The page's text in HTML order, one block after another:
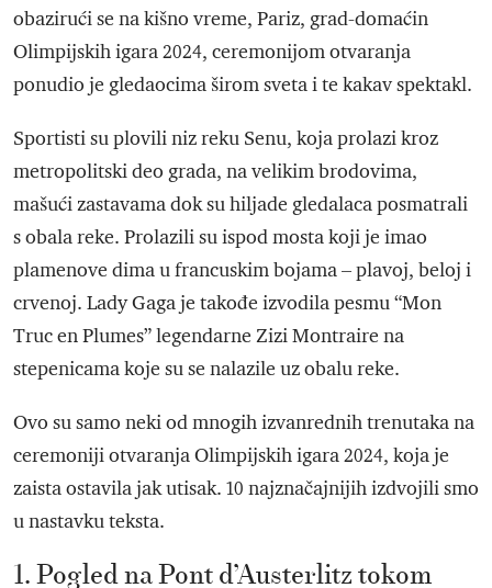
obazirući se na kišno vreme, Pariz, grad-domaćin
Olimpijskih igara 2024, ceremonijom otvaranja
ponudio je gledaocima širom sveta i te kakav spektakl.
Sportisti su plovili niz reku Senu, koja prolazi kroz
metropolitski deo grada, na velikim brodovima,
mašući zastavama dok su hiljade gledalaca posmatrali
s obala reke. Prolazili su ispod mosta koji je imao
plamenove dima u francuskim bojama – plavoj, beloj i
crvenoj. Lady Gaga je takođe izvodila pesmu “Mon
Truc en Plumes” legendarne Zizi Montraire na
stepenicama koje su se nalazile uz obalu reke.
Ovo su samo neki od mnogih izvanrednih trenutaka na
ceremoniji otvaranja Olimpijskih igara 2024, koja je
zaista ostavila jak utisak. 10 najznačajnijih izdvojili smo
u nastavku teksta.
1. Pogled na Pont d’Austerlitz tokom